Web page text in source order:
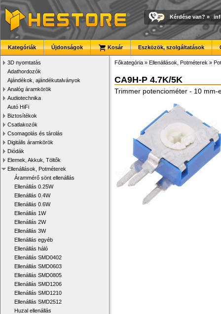
Kérdése van? »
Kategóriák Újdonságok Kosár Eszközök, szolgáltatások
3D nyomtatás
Adathordozók
Ajándékok, ajándékutalványok
Analóg áramkörök
Audiotechnika
Autó HiFi
Biztosítékok
Csatlakozók
Csomagolás és tárolás
Digitális áramkörök
Diódák
Elemek, Akkuk, Töltők
Ellenállások, Potméterek
Árammérő sönt ellenállás
Ellenállás 0.25W
Ellenállás 0.4W
Ellenállás 0.6W
Ellenállás 1W
Ellenállás 2W
Ellenállás 3W
Ellenállás egyéb
Ellenállás háló
Ellenállás SMD0402
Ellenállás SMD0603
Ellenállás SMD0805
Ellenállás SMD1206
Ellenállás SMD1210
Ellenállás SMD2512
Huzal ellenállás
Főkategória » Ellenállások, Potméterek »
CA9H-P 4.7K/5K
Trimmer potenciométer - 10 mm-